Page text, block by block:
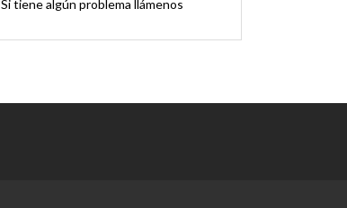
Si tiene algún problema llámenos